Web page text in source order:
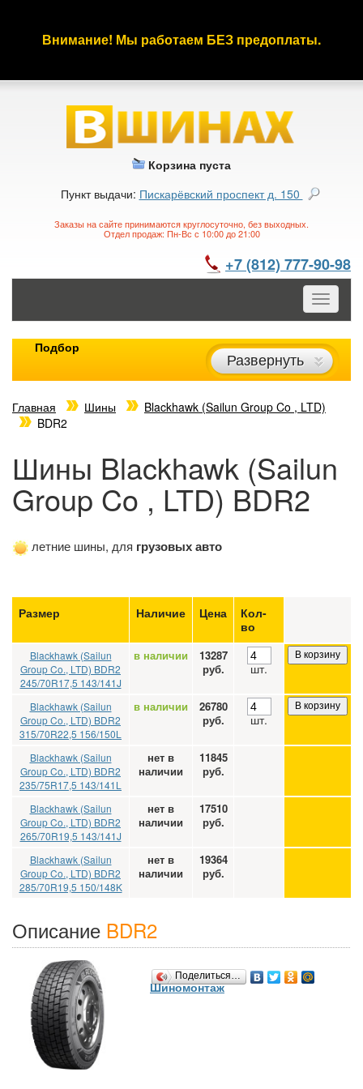
Внимание! Мы работаем БЕЗ предоплаты.
Корзина пуста
Пункт выдачи: Пискарёвский проспект д. 150
Заказы на сайте принимаются круглосуточно, без выходных.
Отдел продаж: Пн-Вс с 10:00 до 21:00
+7 (812) 777-90-98
Toggle
Подбор
Развернуть
Главная Шины
Blackhawk (Sailun Group Co , LTD)
BDR2
Шины Blackhawk (Sailun
Group Co , LTD) BDR2
летние шины, для грузовых авто
Размер Наличие Цена
Кол-
во
Blackhawk (Sailun
Group Co., LTD) BDR2
245/70R17,5 143/141J
в наличии
13287
руб.
шт.
В корзину
Blackhawk (Sailun
Group Co., LTD) BDR2
315/70R22,5 156/150L
в наличии
26780
руб.
шт.
В корзину
Blackhawk (Sailun
Group Co., LTD) BDR2
235/75R17,5 143/141L
нет в
наличии
11845
руб.
Blackhawk (Sailun
Group Co., LTD) BDR2
265/70R19,5 143/141J
нет в
наличии
17510
руб.
Blackhawk (Sailun
Group Co., LTD) BDR2
285/70R19,5 150/148K
нет в
наличии
19364
руб.
Описание BDR2
Поделиться…
Шиномонтаж